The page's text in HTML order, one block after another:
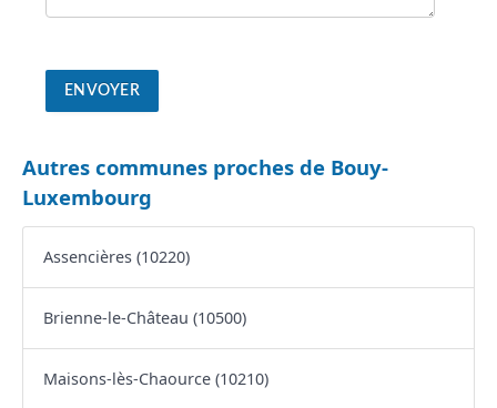
Autres communes proches de Bouy-
Luxembourg
Assencières (10220)
Brienne-le-Château (10500)
Maisons-lès-Chaource (10210)